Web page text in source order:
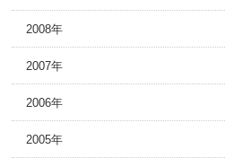
2008年
2007年
2006年
2005年